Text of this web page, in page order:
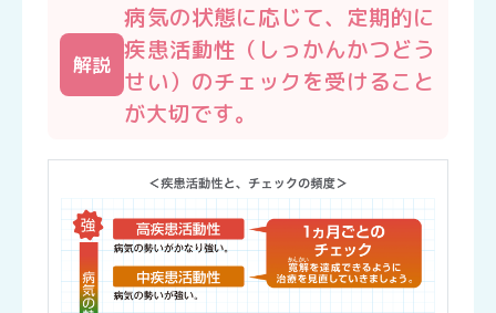
解説
病気の状態に応じて、定期的に
疾患活動性（しっかんかつどう
せい）のチェックを受けること
が大切です。